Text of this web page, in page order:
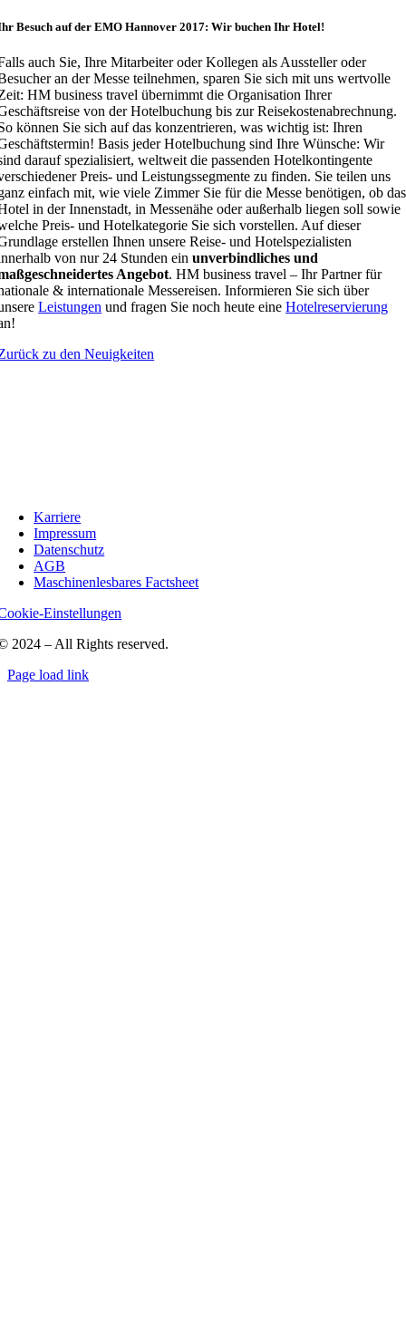
Besuch auf der EMO Hannover 2017: Wir buchen Ihr Hotel!
auch Sie, Ihre Mitarbeiter oder Kollegen als Aussteller oder
an der Messe teilnehmen, sparen Sie sich mit uns wertvolle
HM business travel übernimmt die Organisation Ihrer
von der Hotelbuchung bis zur Reisekostenabrechnung.
können Sie sich auf das konzentrieren, was wichtig ist: Ihren
Basis jeder Hotelbuchung sind Ihre Wünsche: Wir
darauf spezialisiert, weltweit die passenden Hotelkontingente
Preis- und Leistungssegmente zu finden. Sie teilen uns
einfach mit, wie viele Zimmer Sie für die Messe benötigen, ob das
in der Innenstadt, in Messenähe oder außerhalb liegen soll sowie
Preis- und Hotelkategorie Sie sich vorstellen. Auf dieser
erstellen Ihnen unsere Reise- und Hotelspezialisten
von nur 24 Stunden einunverbindliches und
Angebot. HM business travel – Ihr Partner für
& internationale Messereisen. Informieren Sie sich über
Leistungen und fragen Sie noch heute eineHotelreservierung
zu den Neuigkeiten
Karriere
Impressum
Datenschutz
AGB
Maschinenlesbares Factsheet
Einstellungen
2024 – All Rights reserved.
Page load link